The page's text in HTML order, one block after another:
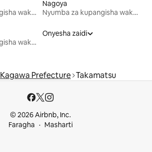
Nyumba za kupangisha wakati wa likizo
Nagoya
Nyumba za kupangisha wakati wa likizo
Nyumba za kupangisha wakati wa likizo
Onyesha zaidi
Kagawa Prefecture Takamatsu
© 2026 Airbnb, Inc.
Faragha
Masharti